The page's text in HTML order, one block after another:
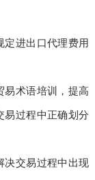
定进出口代理费用
易术语培训，提高
易过程中正确划分
决交易过程中出现